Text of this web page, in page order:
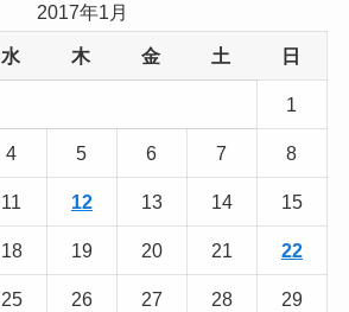
2017年1月
水 木 金 土 日
1
4 5 6 7 8
11 12 13 14 15
18 19 20 21 22
25 26 27 28 29